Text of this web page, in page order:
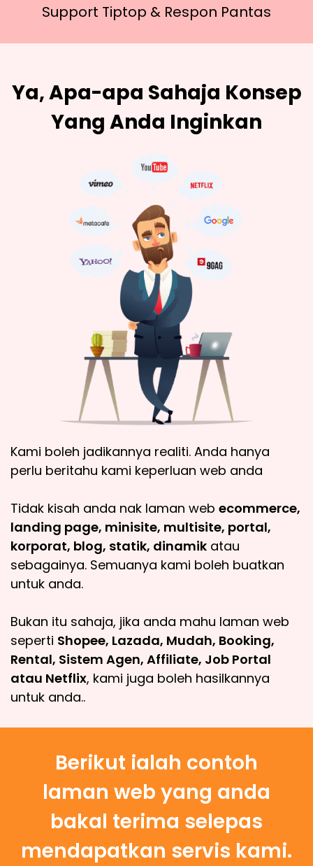
Support Tiptop & Respon Pantas
Ya, Apa-apa Sahaja Konsep
Yang Anda Inginkan
Kami boleh jadikannya realiti. Anda hanya
perlu beritahu kami keperluan web anda
Tidak kisah anda nak laman web ecommerce,
landing page, minisite, multisite, portal,
korporat, blog, statik, dinamik atau
sebagainya. Semuanya kami boleh buatkan
untuk anda.
Bukan itu sahaja, jika anda mahu laman web
seperti Shopee, Lazada, Mudah, Booking,
Rental, Sistem Agen, Affiliate, Job Portal
atau Netflix, kami juga boleh hasilkannya
untuk anda..
Berikut ialah contoh
laman web yang anda
bakal terima selepas
mendapatkan servis kami.